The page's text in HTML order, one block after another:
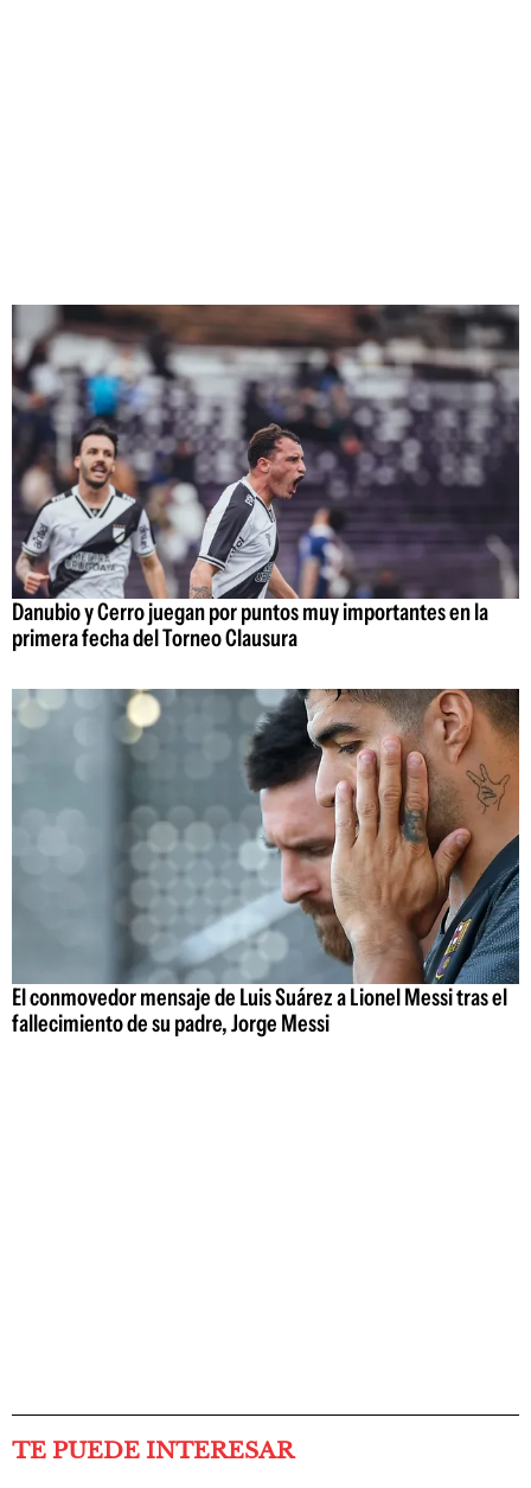
Danubio y Cerro juegan por puntos muy importantes en la
primera fecha del Torneo Clausura
El conmovedor mensaje de Luis Suárez a Lionel Messi tras el
fallecimiento de su padre, Jorge Messi
TE PUEDE INTERESAR